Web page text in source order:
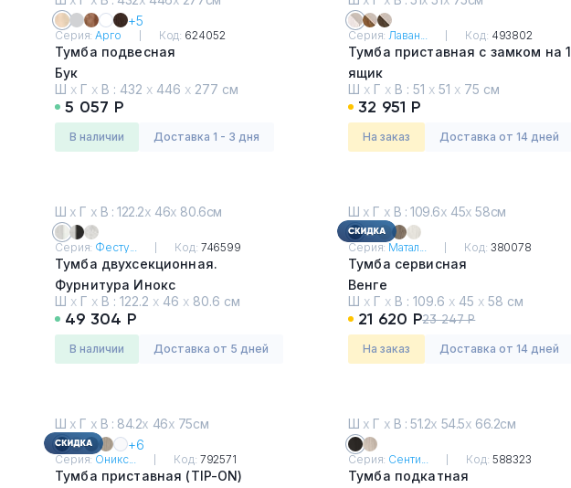
+5
Серия:Арго Код: 624052
Тумба подвесная
Бук
Ш х Г х В : 432 х 446 х 277 см
5 057 Р
в наличии Доставка 1 - 3 дня
Серия:Лаван... Код: 493802
Тумба приставная с замком на 1
ящик
Таксония светлая и бежевый
песок
Ш х Г х В : 51 х 51 х 75 см
32 951 Р
На заказ Доставка от 14 дней
Ш х Г х В : 122.2х 46х 80.6см
Серия: Фесту... Код: 746599
Тумба двухсекционная.
Фурнитура Инокс
Хромикс белый / Мрамор Леванто
белый
Ш х Г х В : 122.2 х 46 х 80.6 см
49 304 Р
в наличии Доставка от 5 дней
Ш х Г х В : 109.6х 45х 58см
Серия: Матал... Код: 380078
Тумба сервисная
Венге
Ш х Г х В : 109.6 х 45 х 58 см
21 620 Р23 247 Р
На заказ Доставка от 14 дней
Ш х Г х В : 84.2х 46х 75см
+6
Серия: Оникс... Код: 792571
Тумба приставная (TIP-ON)
Ш х Г х В : 51.2х 54.5х 66.2см
Серия: Сенти... Код: 588323
Тумба подкатная